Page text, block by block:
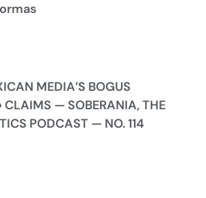
MEDIA’S BOGUS
CLAIMS — SOBERANIA, THE
PODCAST — NO. 114